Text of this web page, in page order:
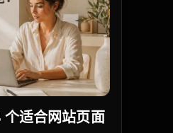
适合网站页面